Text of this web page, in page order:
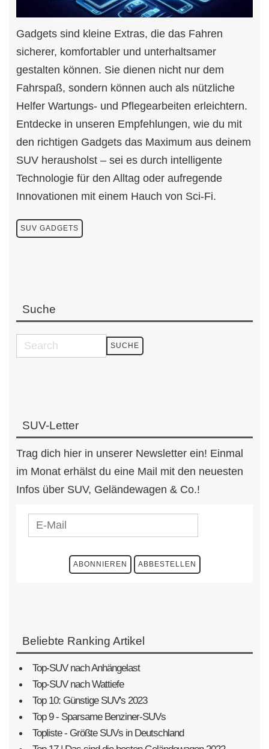
Gadgets sind kleine Extras, die das Fahren
sicherer, komfortabler und unterhaltsamer
gestalten können. Sie dienen nicht nur dem
Fahrspaß, sondern können auch als nützliche
Helfer Wartungs- und Pflegearbeiten erleichtern.
Entdecke in unseren Empfehlungen, wie du mit
den richtigen Gadgets das Maximum aus deinem
SUV herausholst – sei es durch intelligente
Technologie für den Alltag oder aufregende
Innovationen mit einem Hauch von Sci-Fi.
SUV GADGETS
Suche
SUV-Letter
Trag dich hier in unserer Newsletter ein! Einmal
im Monat erhälst du eine Mail mit den neuesten
Infos über SUV, Geländewagen & Co.!
Beliebte Ranking Artikel
Top-SUV nach Anhängelast
Top-SUV nach Wattiefe
Top 10: Günstige SUV's 2023
Top 9 - Sparsame Benziner-SUVs
Topliste - Größte SUVs in Deutschland